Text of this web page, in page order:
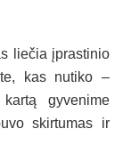
liečia įprastinio
kas nutiko –
gyvenime
skirtumas ir